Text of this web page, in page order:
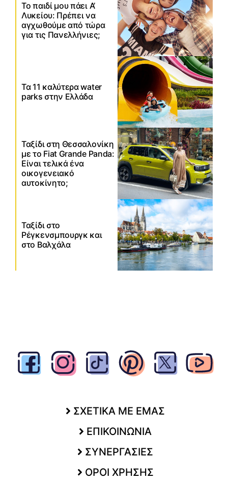
Το παιδί μου πάει Α’
Λυκείου: Πρέπει να
αγχωθούμε από τώρα
για τις Πανελλήνιες;
Τα 11 καλύτερα water
parks στην Ελλάδα
Ταξίδι στη Θεσσαλονίκη
με το Fiat Grande Panda:
Είναι τελικά ένα
οικογενειακό
αυτοκίνητο;
Ταξίδι στο
Ρέγκενσμπουργκ και
στο Βαλχάλα
ΣΧΕΤΙΚΑ ΜΕ ΕΜΑΣ
ΕΠΙΚΟΙΝΩΝΙΑ
ΣΥΝΕΡΓΑΣΙΕΣ
ΟΡΟΙ ΧΡΗΣΗΣ